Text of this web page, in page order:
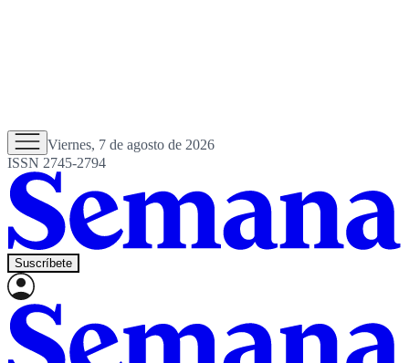
Viernes, 7 de agosto de 2026
ISSN 2745-2794
Suscríbete